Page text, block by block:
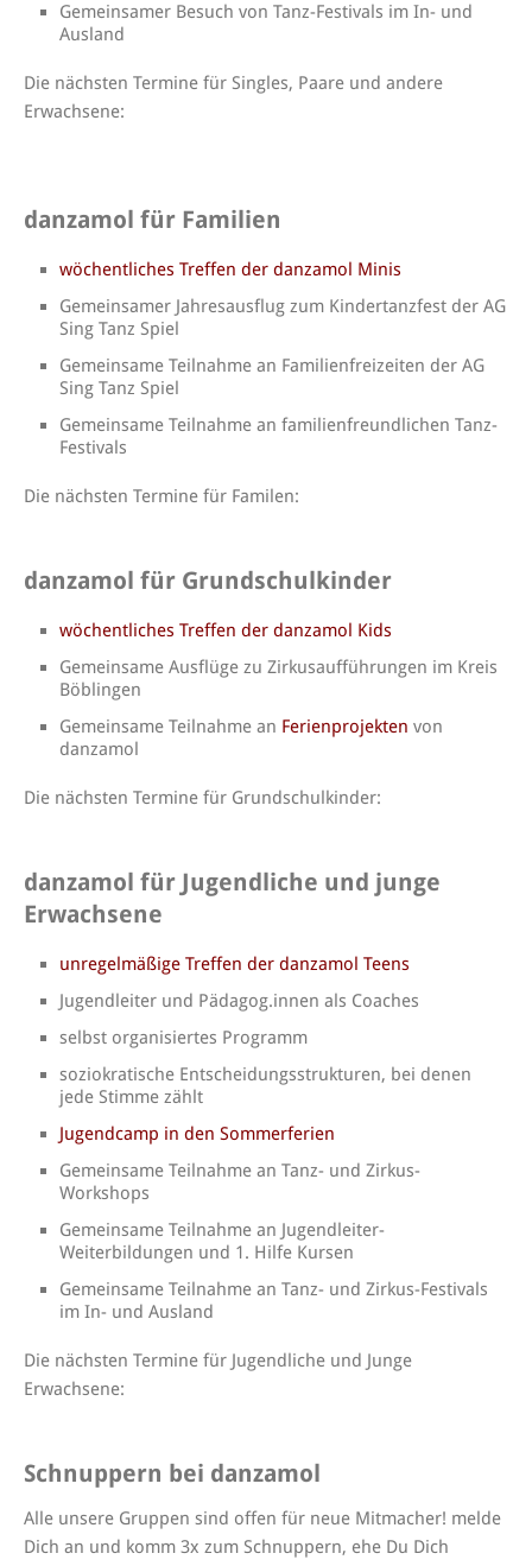
Gemeinsamer Besuch von Tanz-Festivals im In- und
Ausland
Die nächsten Termine für Singles, Paare und andere
Erwachsene:
danzamol für Familien
wöchentliches Treffen der danzamol Minis
Gemeinsamer Jahresausflug zum Kindertanzfest der AG
Sing Tanz Spiel
Gemeinsame Teilnahme an Familienfreizeiten der AG
Sing Tanz Spiel
Gemeinsame Teilnahme an familienfreundlichen Tanz-
Festivals
Die nächsten Termine für Familen:
danzamol für Grundschulkinder
wöchentliches Treffen der danzamol Kids
Gemeinsame Ausflüge zu Zirkusaufführungen im Kreis
Böblingen
Gemeinsame Teilnahme an Ferienprojekten von
danzamol
Die nächsten Termine für Grundschulkinder:
danzamol für Jugendliche und junge
Erwachsene
unregelmäßige Treffen der danzamol Teens
Jugendleiter und Pädagog.innen als Coaches
selbst organisiertes Programm
soziokratische Entscheidungsstrukturen, bei denen
jede Stimme zählt
Jugendcamp in den Sommerferien
Gemeinsame Teilnahme an Tanz- und Zirkus-
Workshops
Gemeinsame Teilnahme an Jugendleiter-
Weiterbildungen und 1. Hilfe Kursen
Gemeinsame Teilnahme an Tanz- und Zirkus-Festivals
im In- und Ausland
Die nächsten Termine für Jugendliche und Junge
Erwachsene:
Schnuppern bei danzamol
Alle unsere Gruppen sind offen für neue Mitmacher! melde
Dich an und komm 3x zum Schnuppern, ehe Du Dich